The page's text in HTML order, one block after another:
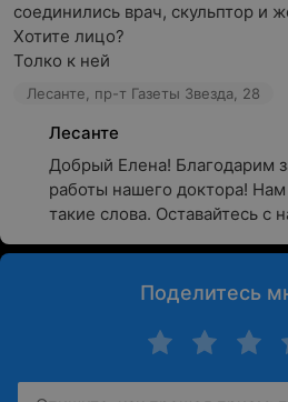
соединились врач, скульптор и
Хотите лицо?
Толко к ней
Лесанте, пр-т Газеты Звезда, 28
Лесанте
Добрый Елена! Благодарим
работы нашего доктора!
такие слова. Оставайтесь с
Поделитесь